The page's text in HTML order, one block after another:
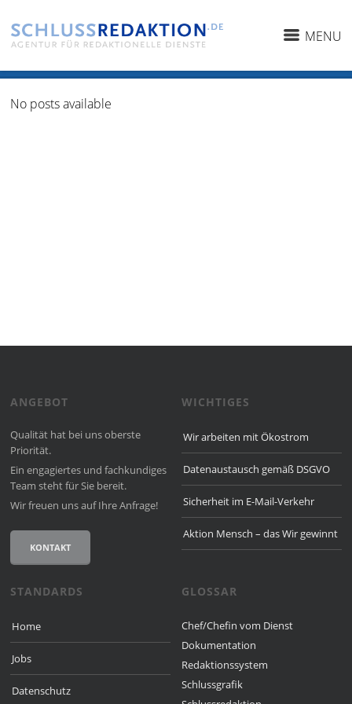
MENU
No posts available
ANGEBOT
Qualität hat bei uns oberste
Priorität.
Ein engagiertes und fach­kun­diges
Team steht für Sie bereit.
Wir freuen uns auf Ihre Anfrage!
KONTAKT
WICHTIGES
Wir arbeiten mit Ökostrom
Datenaustausch gemäß DSGVO
Sicherheit im E-Mail-Verkehr
Aktion Mensch – das Wir gewinnt
STANDARDS
Home
Jobs
Datenschutz
GLOSSAR
Chef/Chefin vom Dienst
Dokumentation
Redaktionssystem
Schlussgrafik